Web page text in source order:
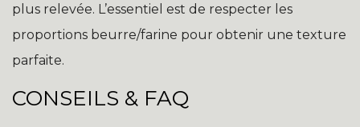
plus relevée. L’essentiel est de respecter les
proportions beurre/farine pour obtenir une texture
parfaite.
CONSEILS & FAQ